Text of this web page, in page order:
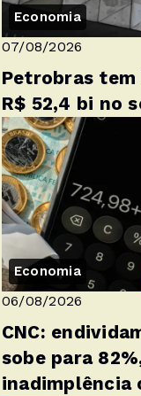
Economia
07/08/2026
Petrobras
R$ 52,4 bi no
Economia
06/08/2026
CNC:
sobe para
inadimplência